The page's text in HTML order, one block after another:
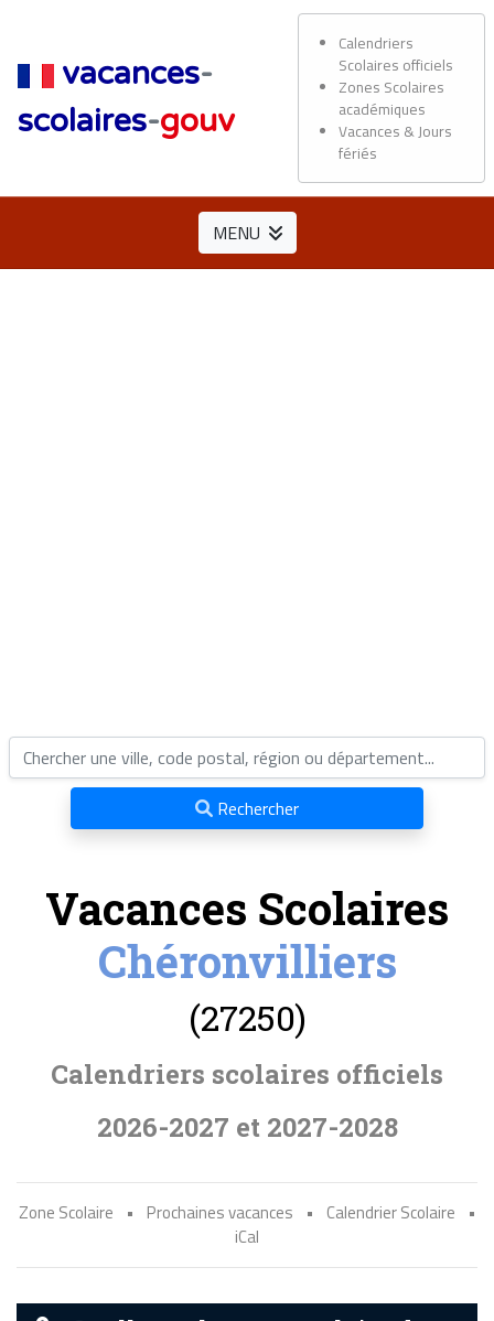
vacances-
scolaires-gouv
Calendriers
Scolaires officiels
Zones Scolaires
académiques
Vacances & Jours
fériés
MENU
Rechercher
Vacances Scolaires
Chéronvilliers
(27250)
Calendriers scolaires officiels
2026-2027 et 2027-2028
Zone Scolaire • Prochaines vacances • Calendrier Scolaire
•
iCal